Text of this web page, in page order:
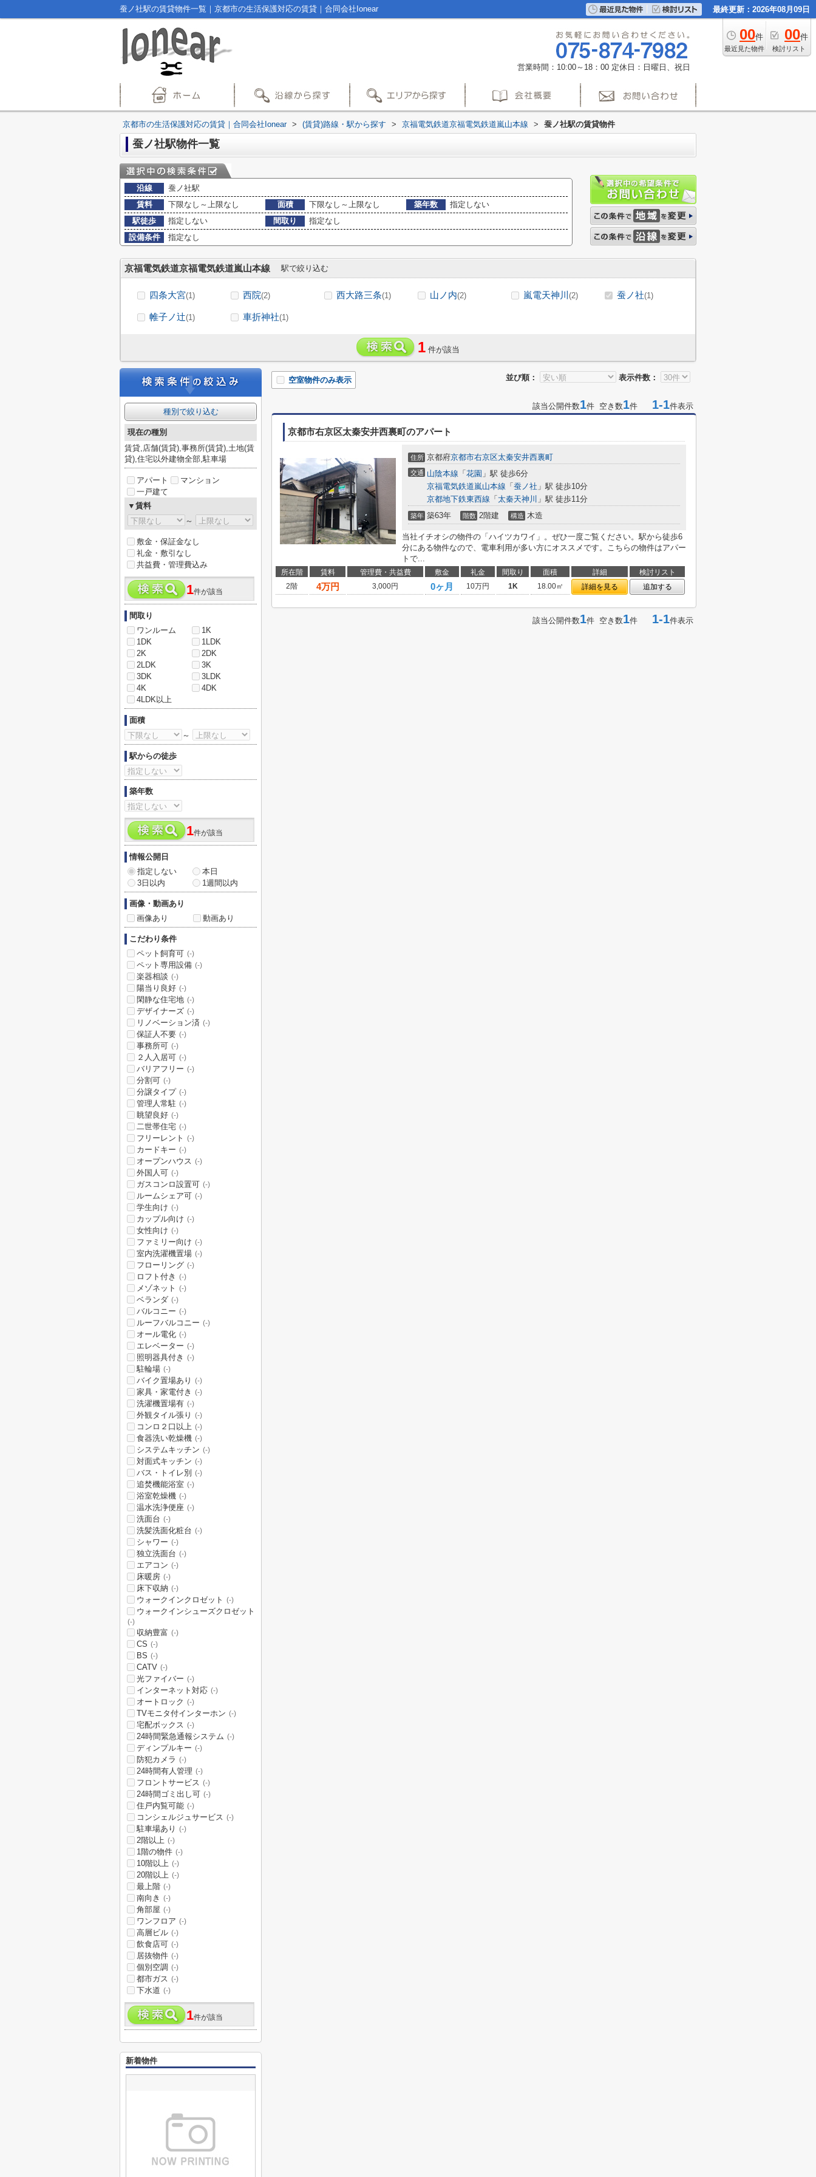
蚕ノ社駅の賃貸物件一覧｜京都市の生活保護対応の賃貸｜合同会社Ionear 最終更新：2026年08月09日
00件
最近見た物件
00件
検討リスト
営業時間：10:00～18：00 定休日：日曜日、祝日
京都市の生活保護対応の賃貸｜合同会社Ionear > (賃貸)路線・駅から探す > 京福電気鉄道京福電気鉄道嵐山本線 > 蚕ノ社駅の賃貸物件
蚕ノ社駅物件一覧
沿線
蚕ノ社駅
賃料
下限なし～上限なし 面積 下限なし～上限なし 築年数
指定しない
駅徒歩
指定しない 間取り
指定なし
設備条件
指定なし
京福電気鉄道京福電気鉄道嵐山本線 駅で絞り込む
四条大宮(1) 西院(2) 西大路三条(1) 山ノ内(2) 嵐電天神川 (2) 蚕ノ社(1)
帷子ノ辻(1) 車折神社(1)
1 件が該当
並び順： 表示件数：
空室物件のみ表示
該当公開件数1件 空き数1件 1-1件表示
京都市右京区太秦安井西裏町のアパート
住所 京都府京都市右京区太秦安井西裏町
交通 山陰本線 「 花園 」駅 徒歩6分
京福電気鉄道嵐山本線 「 蚕ノ社 」駅 徒歩10分
京都地下鉄東西線 「 太秦天神川 」駅 徒歩11分
築年 築63年 階数 2階建 構造 木造
当社イチオシの物件の「ハイツカワイ」。ぜひ一度ご覧ください。駅から徒歩6
分にある物件なので、電車利用が多い方にオススメです。こちらの物件はアパー
トで...
所在階 賃料 管理費・共益費 敷金 礼金 間取り 面積 詳細
検討リスト
2階
4万円 3,000円 0ヶ月 10万円 1K 18.00㎡ 詳細を見る 追加する
該当公開件数1件 空き数1件 1-1件表示
種別で絞り込む
現在の種別
賃貸,店舗(賃貸),事務所(賃貸),土地(賃
貸),住宅以外建物全部,駐車場
アパート
マンション
一戸建て
▼賃料
～
敷金・保証金なし
礼金・敷引なし
共益費・管理費込み
1件が該当
間取り
ワンルーム
1K
1DK
1LDK
2K
2DK
2LDK
3K
3DK
3LDK
4K
4DK
4LDK以上
面積
～
駅からの徒歩
築年数
1件が該当
情報公開日
指定しない
本日
3日以内
1週間以内
画像・動画あり
画像あり
動画あり
こだわり条件
ペット飼育可 (-)
ペット専用設備 (-)
楽器相談 (-)
陽当り良好 (-)
閑静な住宅地 (-)
デザイナーズ (-)
リノベーション済 (-)
保証人不要 (-)
事務所可 (-)
２人入居可 (-)
バリアフリー (-)
分割可 (-)
分譲タイプ (-)
管理人常駐 (-)
眺望良好 (-)
二世帯住宅 (-)
フリーレント (-)
カードキー (-)
オープンハウス (-)
外国人可 (-)
ガスコンロ設置可 (-)
ルームシェア可 (-)
学生向け (-)
カップル向け (-)
女性向け (-)
ファミリー向け (-)
室内洗濯機置場 (-)
フローリング (-)
ロフト付き (-)
メゾネット (-)
ベランダ (-)
バルコニー (-)
ルーフバルコニー (-)
オール電化 (-)
エレベーター (-)
照明器具付き (-)
駐輪場 (-)
バイク置場あり (-)
家具・家電付き (-)
洗濯機置場有 (-)
外観タイル張り (-)
コンロ２口以上 (-)
食器洗い乾燥機 (-)
システムキッチン (-)
対面式キッチン (-)
バス・トイレ別 (-)
追焚機能浴室 (-)
浴室乾燥機 (-)
温水洗浄便座 (-)
洗面台 (-)
洗髪洗面化粧台 (-)
シャワー (-)
独立洗面台 (-)
エアコン (-)
床暖房 (-)
床下収納 (-)
ウォークインクロゼット (-)
ウォークインシューズクロゼット
(-)
収納豊富 (-)
CS (-)
BS (-)
CATV (-)
光ファイバー (-)
インターネット対応 (-)
オートロック (-)
TVモニタ付インターホン (-)
宅配ボックス (-)
24時間緊急通報システム (-)
ディンプルキー (-)
防犯カメラ (-)
24時間有人管理 (-)
フロントサービス (-)
24時間ゴミ出し可 (-)
住戸内覧可能 (-)
コンシェルジュサービス (-)
駐車場あり (-)
2階以上 (-)
1階の物件 (-)
10階以上 (-)
20階以上 (-)
最上階 (-)
南向き (-)
角部屋 (-)
ワンフロア (-)
高層ビル (-)
飲食店可 (-)
居抜物件 (-)
個別空調 (-)
都市ガス (-)
下水道 (-)
1件が該当
新着物件